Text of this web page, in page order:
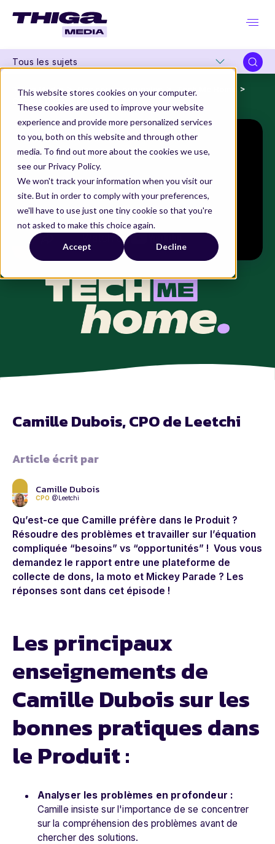
This website stores cookies on your computer.
These cookies are used to improve your website
experience and provide more personalized services
to you, both on this website and through other
media. To find out more about the cookies we use,
see our Privacy Policy.
We won't track your information when you visit our
site. But in order to comply with your preferences,
we'll have to use just one tiny cookie so that you're
not asked to make this choice again.
Accept Decline
Tous les sujets
Thiga Media Nos séries originales
Tech Me Home
Camille Dubois, CPO de Leetchi
Article écrit par
Camille Dubois
CPO @Leetchi
Qu’est-ce que Camille préfère dans le Produit ?
Résoudre des problèmes et travailler sur l’équation
compliquée “besoins” vs “opportunités” ! Vous vous
demandez le rapport entre une plateforme de
collecte de dons, la moto et Mickey Parade ? Les
réponses sont dans cet épisode !
Les principaux
enseignements de
Camille Dubois sur les
bonnes pratiques dans
le Produit :
Analyser les problèmes en profondeur :
Camille insiste sur l'importance de se concentrer
sur la compréhension des problèmes avant de
chercher des solutions.